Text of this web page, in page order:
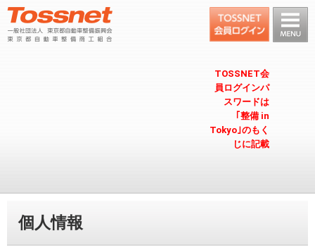
TOSSNET会
員ログインパ
スワードは
｢整備 in
Tokyo｣のもく
じに記載
個人情報